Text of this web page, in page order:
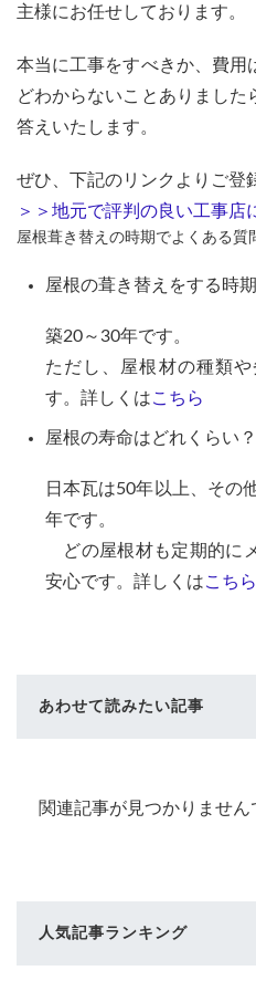
主様にお任せしております。
本当に工事をすべきか、費用
どわからないことありました
答えいたします。
ぜひ、下記のリンクよりご登
＞＞地元で評判の良い工事店
屋根葺き替えの時期でよくある質
屋根の葺き替えをする時
築20～30年です。
ただし、屋根材の種類
す。詳しくはこちら
屋根の寿命はどれくらい？
日本瓦は50年以上、その
年です。
どの屋根材も定期的に
安心です。詳しくはこちら
あわせて読みたい記事
関連記事が見つかりません
人気記事ランキング